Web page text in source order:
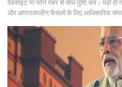
वेबसाइट या फोन नंबर से सीधे पुष्टि करें। यहाँ
और आपातकालीन फैसलों के लिए आधिकारिक